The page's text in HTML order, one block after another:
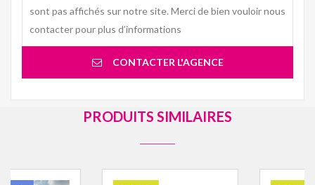
sont pas affichés sur notre site. Merci de bien vouloir nous
contacter pour plus d’informations
CONTACTER L'AGENCE
PRODUITS SIMILAIRES